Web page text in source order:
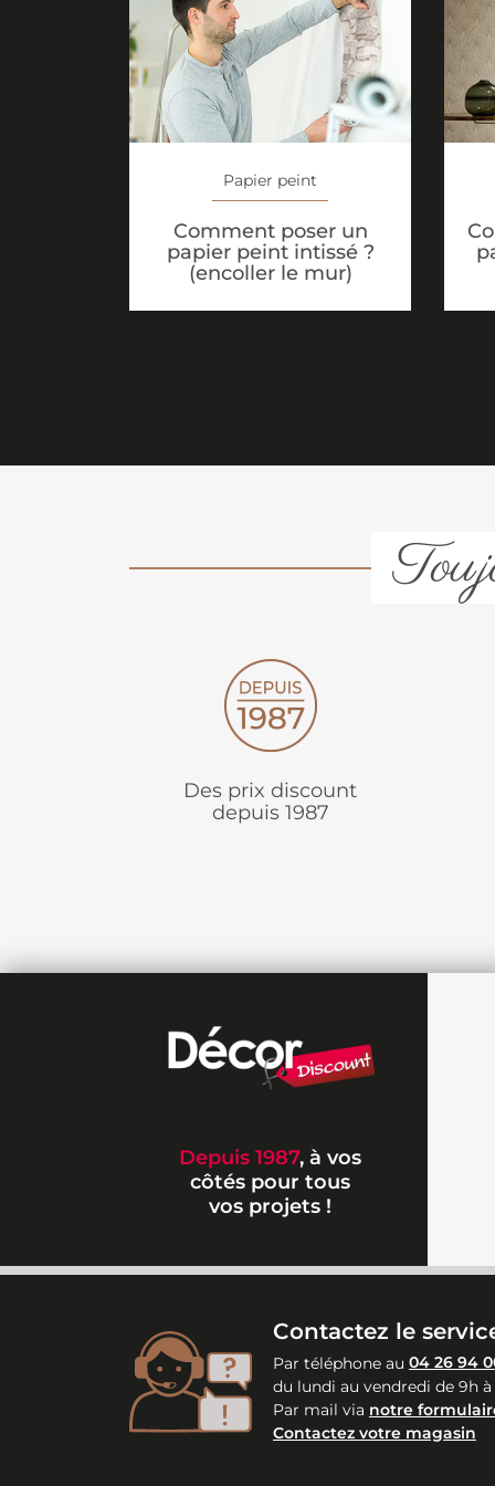
Papier peint
Comment poser un
papier peint intissé ?
(encoller le mur)
Des prix discount
depuis 1987
Depuis 1987, à vos
côtés pour tous
vos projets !
Contactez le
Par téléphone au 04 26 94
du lundi au vendredi de 9h à
Par mail via notre
Contactez votre magasin